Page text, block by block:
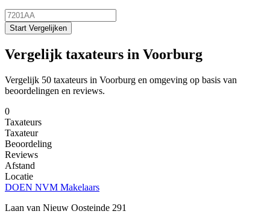
Start Vergelijken
Vergelijk taxateurs in Voorburg
Vergelijk 50 taxateurs in Voorburg en omgeving op basis van
beoordelingen en reviews.
0
Taxateurs
Taxateur
Beoordeling
Reviews
Afstand
Locatie
DOEN NVM Makelaars
Laan van Nieuw Oosteinde 291